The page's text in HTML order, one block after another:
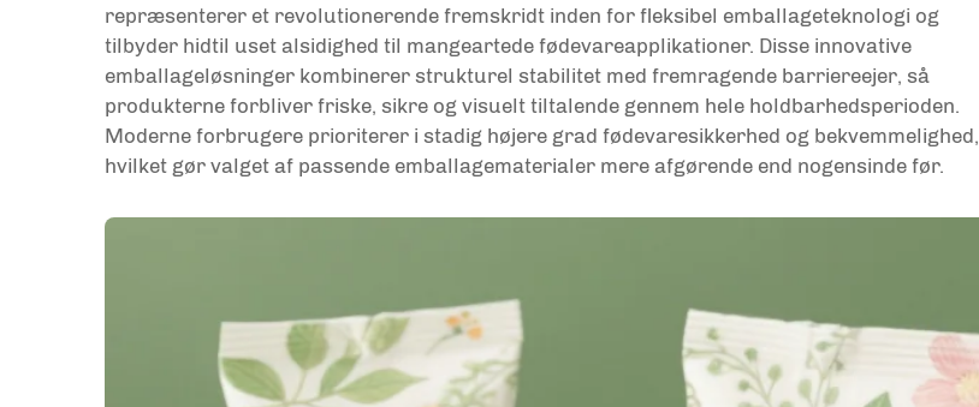
repræsenterer et revolutionerende fremskridt inden for fleksibel emballageteknologi og
tilbyder hidtil uset alsidighed til mangeartede fødevareapplikationer. Disse innovative
emballageløsninger kombinerer strukturel stabilitet med fremragende barriereejer, så
produkterne forbliver friske, sikre og visuelt tiltalende gennem hele holdbarhedsperioden.
Moderne forbrugere prioriterer i stadig højere grad fødevaresikkerhed og bekvemmelighed,
hvilket gør valget af passende emballagematerialer mere afgørende end nogensinde før.